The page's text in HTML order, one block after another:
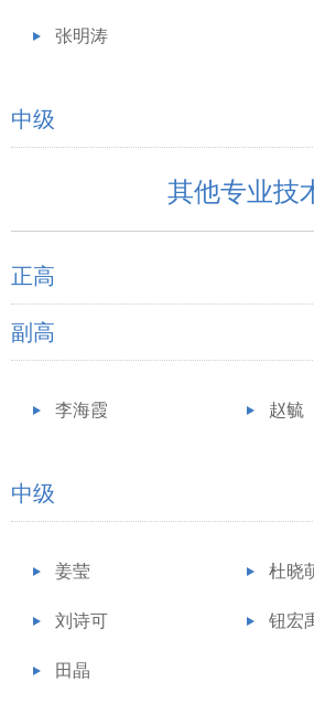
张明涛
中级
其他专业技
正高
副高
李海霞 赵毓
中级
姜莹 杜晓
刘诗可 钮宏
田晶